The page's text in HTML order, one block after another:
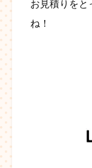
お見積りをと
ね！